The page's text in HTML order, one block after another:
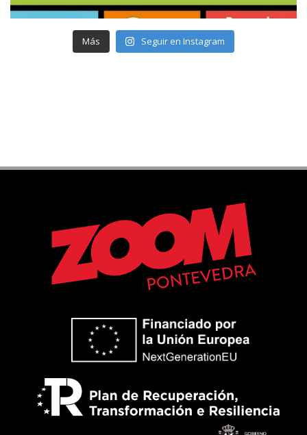
Más Seguir en Instagram